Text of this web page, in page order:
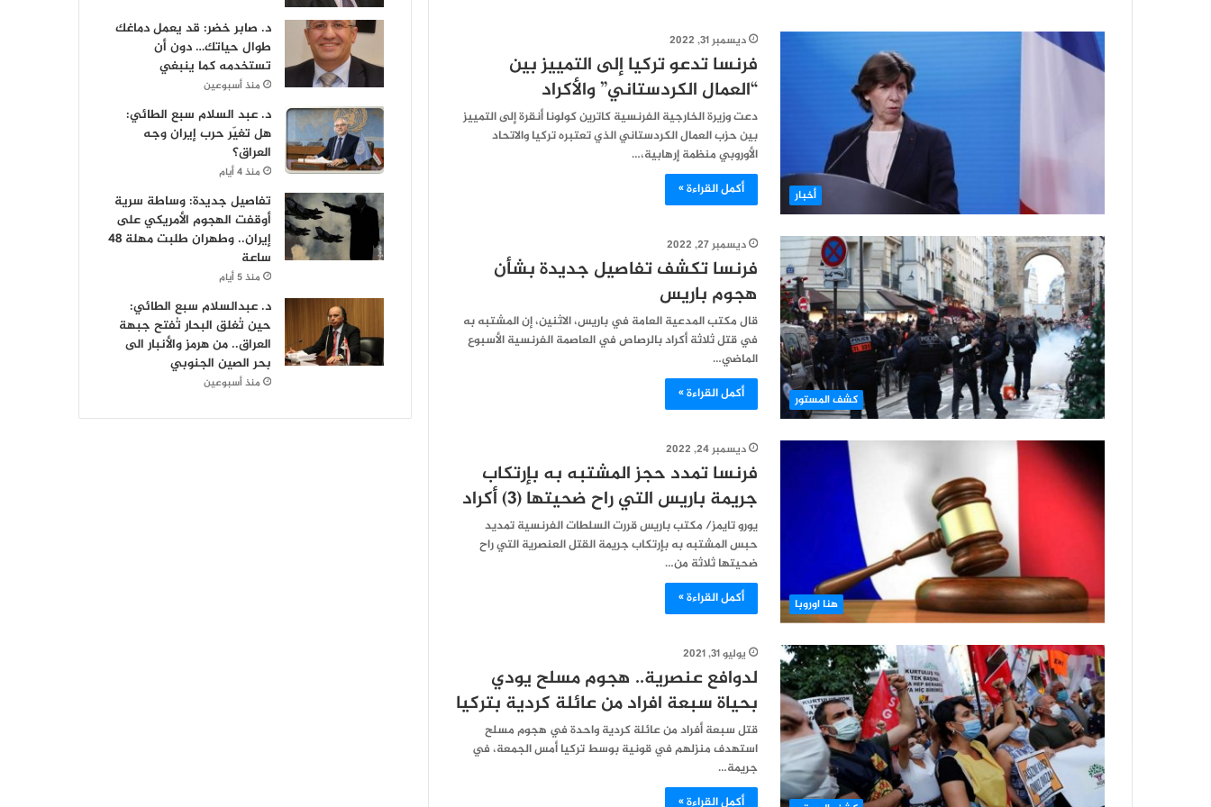
أخبار
ديسمبر 31, 2022
فرنسا تدعو تركيا إلى التمييز بين
“العمال الكردستاني” والأكراد
دعت وزيرة الخارجية الفرنسية كاترين كولونا أنقرة إلى التمييز
بين حزب العمال الكردستاني الذي تعتبره تركيا والاتحاد
الأوروبي منظمة إرهابية،…
أكمل القراءة »
كشف المستور
ديسمبر 27, 2022
فرنسا تكشف تفاصيل جديدة بشأن
هجوم باريس
قال مكتب المدعية العامة في باريس، الاثنين، إن المشتبه به
في قتل ثلاثة أكراد بالرصاص في العاصمة الفرنسية الأسبوع
الماضي…
أكمل القراءة »
هنا اوروبا
ديسمبر 24, 2022
فرنسا تمدد حجز المشتبه به بإرتكاب
جريمة باريس التي راح ضحيتها (3) أكراد
يورو تايمز/ مكتب باريس قررت السلطات الفرنسية تمديد
حبس المشتبه به بإرتكاب جريمة القتل العنصرية التي راح
ضحيتها ثلاثة من…
أكمل القراءة »
يوليو 31, 2021
لدوافع عنصرية.. هجوم مسلح يودي
بحياة سبعة افراد من عائلة كردية بتركيا
قتل سبعة أفراد من عائلة كردية واحدة في هجوم مسلح
استهدف منزلهم في قونية بوسط تركيا أمس الجمعة، في
جريمة…
أكمل القراءة »
د. صابر خضر: قد يعمل دماغك
طوال حياتك… دون أن
تستخدمه كما ينبغي
منذ أسبوعين
د. عبد السلام سبع الطائي:
هل تغيّر حرب إيران وجه
العراق؟
منذ 4 أيام
تفاصيل جديدة: وساطة سرية
أوقفت الهجوم الأمريكي على
إيران.. وطهران طلبت مهلة 48
ساعة
منذ 5 أيام
د. عبدالسلام سبع الطائي:
حين تُغلق البحار تُفتح جبهة
العراق.. من هرمز والأنبار الى
بحر الصين الجنوبي
منذ أسبوعين